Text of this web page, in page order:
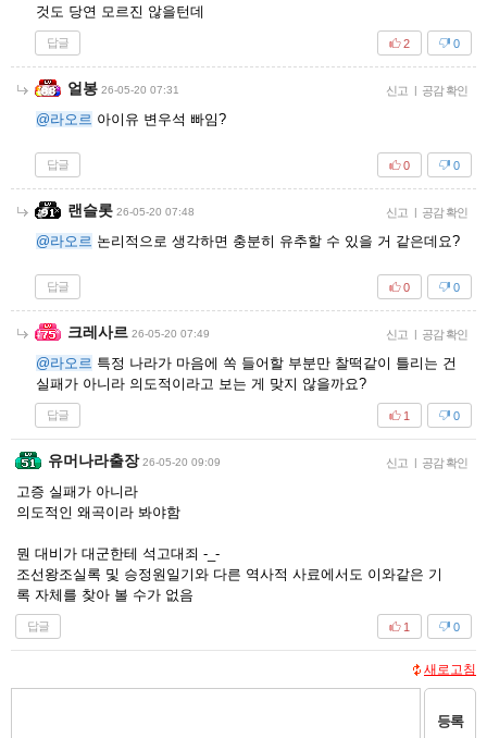
것도 당연 모르진 않을턴데
답글 0
2
얼봉 26-05-20 07:31 신고 | 공감 확인
@라오르 아이유 변우석 빠임?
답글 0
0
랜슬롯 26-05-20 07:48 신고 | 공감 확인
@라오르 논리적으로 생각하면 충분히 유추할 수 있을 거 같은데요?
답글 0
0
크레사르 26-05-20 07:49 신고 | 공감 확인
@라오르 특정 나라가 마음에 쏙 들어할 부분만 찰떡같이 틀리는 건
실패가 아니라 의도적이라고 보는 게 맞지 않을까요?
답글 0
1
유머나라출장 26-05-20 09:09 신고 | 공감 확인
고증 실패가 아니라
의도적인 왜곡이라 봐야함
뭔 대비가 대군한테 석고대죄 -_-
조선왕조실록 및 승정원일기와 다른 역사적 사료에서도 이와같은 기
록 자체를 찾아 볼 수가 없음
답글 0
1
새로고침
등록